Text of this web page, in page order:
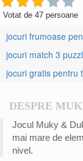
Votat de 47 persoane
jocuri frumoase
jocuri match 3
jocuri gratis pentru
DESPRE
Jocul Muky &
mai mare de
nivel.